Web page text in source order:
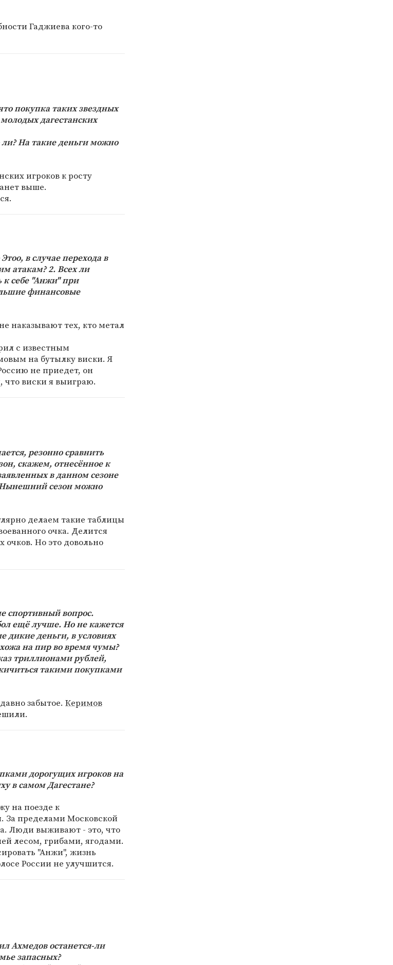
Гаджиева кого-то
покупка таких звездных
дагестанских
ли? На такие деньги можно
игроков к росту
выше.
в случае перехода в
атакам? 2. Всех ли
к себе "Анжи" при
финансовые
наказывают тех, кто метал
с известным
на бутылку виски. Я
не приедет, он
что виски я выиграю.
резонно сравнить
скажем, отнесённое к
в данном сезоне
сезон можно
делаем такие таблицы
очка. Делится
очков. Но это довольно
спортивный вопрос.
ещё лучше. Но не кажется
дикие деньги, в условиях
на пир во время чумы?
триллионами рублей,
такими покупками
забытое. Керимов
дорогущих игроков на
в самом Дагестане?
на поезде к
За пределами Московской
Люди выживают - это, что
лесом, грибами, ягодами.
"Анжи", жизнь
России не улучшится.
Ахмедов останется-ли
запасных?